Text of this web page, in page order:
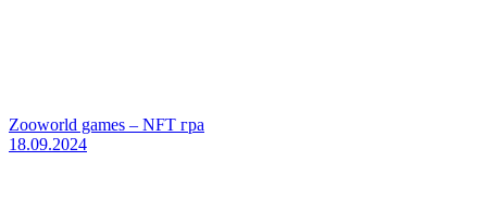
Zooworld games – NFT гра
18.09.2024